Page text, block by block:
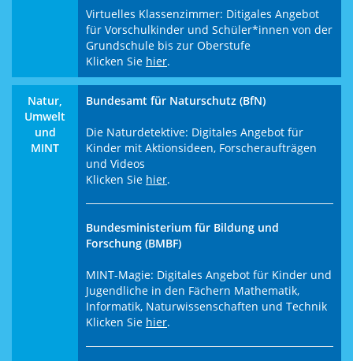
Virtuelles Klassenzimmer: Ditigales Angebot
für Vorschulkinder und Schüler*innen von der
Grundschule bis zur Oberstufe
Klicken Sie hier.
Natur,
Umwelt
und
MINT
Bundesamt für Naturschutz (BfN)
Die Naturdetektive: Digitales Angebot für
Kinder mit Aktionsideen, Forscheraufträgen
und Videos
Klicken Sie hier.
Bundesministerium für Bildung und
Forschung (BMBF)
MINT-Magie: Digitales Angebot für Kinder und
Jugendliche in den Fächern Mathematik,
Informatik, Naturwissenschaften und Technik
Klicken Sie hier.